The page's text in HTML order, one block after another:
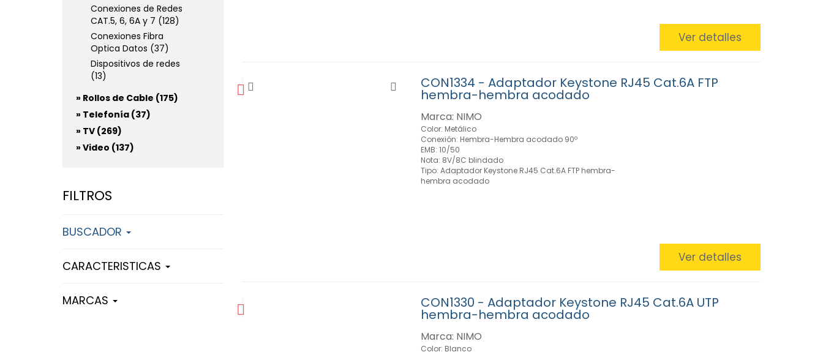
Conexiones de Redes
CAT.5, 6, 6A y 7 (128)
Conexiones Fibra
Optica Datos (37)
Dispositivos de redes
(13)
» Rollos de Cable (175)
» Telefonía (37)
» TV (269)
» Video (137)
FILTROS
BUSCADOR
CARACTERISTICAS
MARCAS
Ver detalles
CON1334 - Adaptador Keystone RJ45 Cat.6A FTP
hembra-hembra acodado
Marca: NIMO
Color: Metálico
Conexión: Hembra-Hembra acodado 90º
EMB: 10/50
Nota: 8V/8C blindado
Tipo: Adaptador Keystone RJ45 Cat.6A FTP hembra-
hembra acodado
Ver detalles
CON1330 - Adaptador Keystone RJ45 Cat.6A UTP
hembra-hembra acodado
Marca: NIMO
Color: Blanco